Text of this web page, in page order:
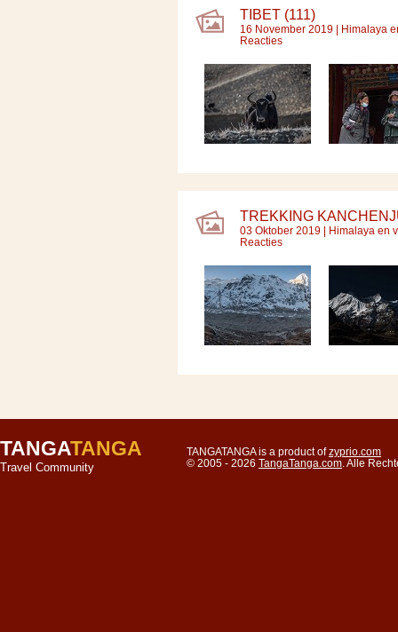
TIBET (111)
16 November 2019 | Himalaya
Reacties
TREKKING
03 Oktober 2019 | Himalaya en
Reacties
TANGATANGA
Travel Community
TANGATANGA is a product ofzyprio.com
© 2005 - 2026 TangaTanga.com . Alle